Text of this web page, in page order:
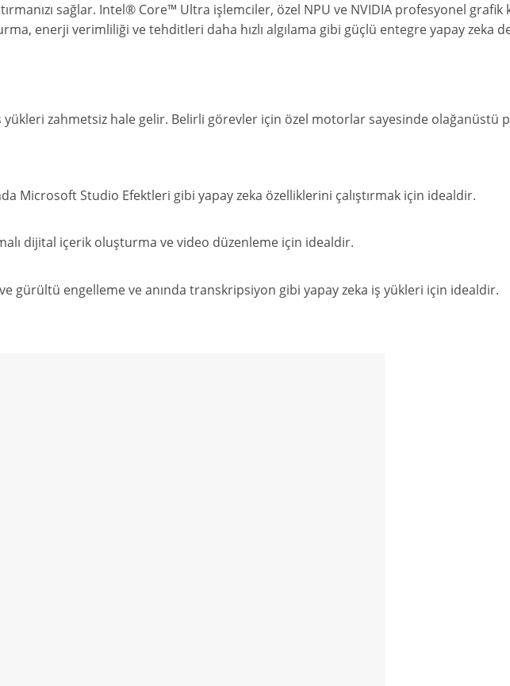
sağlar. Intel® Core™ Ultra işlemciler, özel NPU ve NVIDIA profesyonel grafik
enerji verimliliği ve tehditleri daha hızlı algılama gibi güçlü entegre yapay zeka
zahmetsiz hale gelir. Belirli görevler için özel motorlar sayesinde olağanüstü
Microsoft Studio Efektleri gibi yapay zeka özelliklerini çalıştırmak için idealdir.
dijital içerik oluşturma ve video düzenleme için idealdir.
ve gürültü engelleme ve anında transkripsiyon gibi yapay zeka iş yükleri için idealdir.